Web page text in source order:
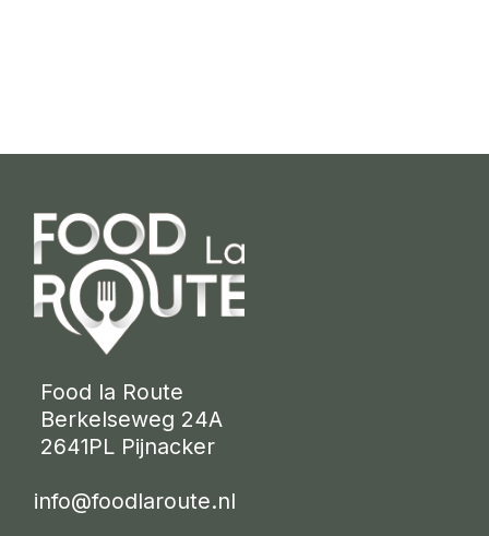
Food la Route
Berkelseweg 24A
2641PL Pijnacker
info@foodlaroute.nl